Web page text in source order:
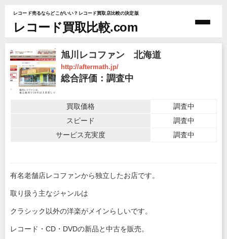
レコード売るならどこがいい？レコード買取店比較の決定版
レコード買取比較.com
旭川レコファン 北海道
http://aftermath.jp/
総合評価：調査中
買取価格
調査中
スピード
調査中
サービス充実度
調査中
有名老舗店レコファンから独立したお店です。
取り扱う主なジャンルは
クラシック以外の洋楽がメインらしいです。
レコード・CD・DVDの新品と中古を販売。